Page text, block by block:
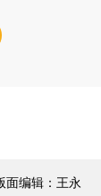
面编辑：王永